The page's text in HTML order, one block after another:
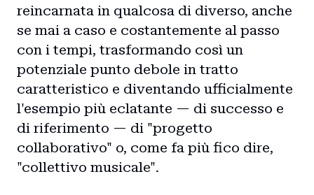
reincarnata in qualcosa di diverso, anche
se mai a caso e costantemente al passo
con i tempi, trasformando così un
potenziale punto debole in tratto
caratteristico e diventando ufficialmente
l'esempio più eclatante — di successo e
di riferimento — di "progetto
collaborativo" o, come fa più fico dire,
"collettivo musicale".